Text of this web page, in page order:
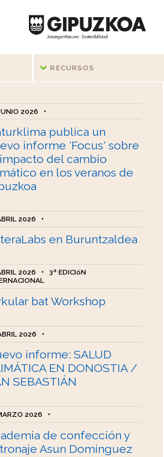
RECURSOS
2026 •
publica un
informe 'Focus' sobre
del cambio
en los veranos de
2026 •
en Buruntzaldea
2026 • 3ª EDICIóN
bat Workshop
2026 •
informe: SALUD
EN DONOSTIA /
SEBASTIÁN
2026 •
de confección y
Asun Domínguez